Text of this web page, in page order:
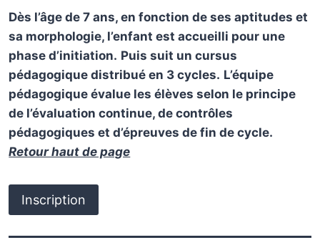
Dès l’âge de 7 ans, en fonction de ses aptitudes et
sa morphologie, l’enfant est accueilli pour une
phase d’initiation. Puis suit un cursus
pédagogique distribué en 3 cycles. L’équipe
pédagogique évalue les élèves selon le principe
de l’évaluation continue, de contrôles
pédagogiques et d’épreuves de fin de cycle.
Retour haut de page
Inscription